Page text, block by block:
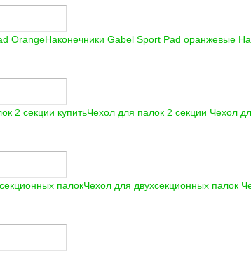
Наконечники Gabel Sport Pad оранжевые
Чехол для палок 2 секции Чехол
Чехол для двухсекционных палок